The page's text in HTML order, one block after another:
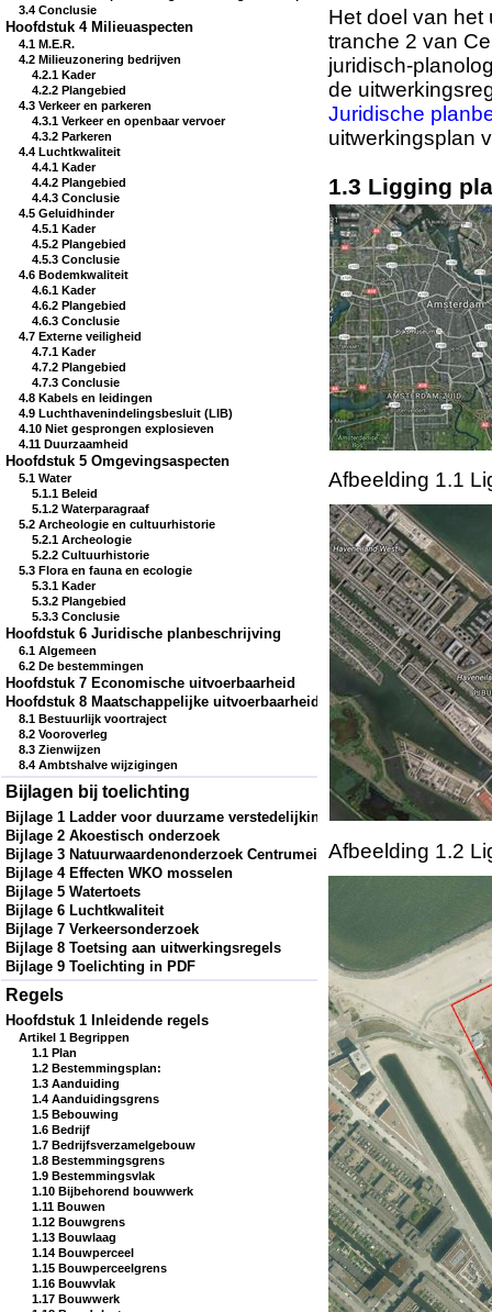
3.4 Conclusie
Hoofdstuk 4 Milieuaspecten
4.1 M.E.R.
4.2 Milieuzonering bedrijven
4.2.1 Kader
4.2.2 Plangebied
4.3 Verkeer en parkeren
4.3.1 Verkeer en openbaar vervoer
4.3.2 Parkeren
4.4 Luchtkwaliteit
4.4.1 Kader
4.4.2 Plangebied
4.4.3 Conclusie
4.5 Geluidhinder
4.5.1 Kader
4.5.2 Plangebied
4.5.3 Conclusie
4.6 Bodemkwaliteit
4.6.1 Kader
4.6.2 Plangebied
4.6.3 Conclusie
4.7 Externe veiligheid
4.7.1 Kader
4.7.2 Plangebied
4.7.3 Conclusie
4.8 Kabels en leidingen
4.9 Luchthavenindelingsbesluit (LIB)
4.10 Niet gesprongen explosieven
4.11 Duurzaamheid
Hoofdstuk 5 Omgevingsaspecten
5.1 Water
5.1.1 Beleid
5.1.2 Waterparagraaf
5.2 Archeologie en cultuurhistorie
5.2.1 Archeologie
5.2.2 Cultuurhistorie
5.3 Flora en fauna en ecologie
5.3.1 Kader
5.3.2 Plangebied
5.3.3 Conclusie
Hoofdstuk 6 Juridische planbeschrijving
6.1 Algemeen
6.2 De bestemmingen
Hoofdstuk 7 Economische uitvoerbaarheid
Hoofdstuk 8 Maatschappelijke uitvoerbaarheid
8.1 Bestuurlijk voortraject
8.2 Vooroverleg
8.3 Zienwijzen
8.4 Ambtshalve wijzigingen
Bijlagen bij toelichting
Bijlage 1 Ladder voor duurzame verstedelijking
Bijlage 2 Akoestisch onderzoek
Bijlage 3 Natuurwaardenonderzoek Centrumeiland
Bijlage 4 Effecten WKO mosselen
Bijlage 5 Watertoets
Bijlage 6 Luchtkwaliteit
Bijlage 7 Verkeersonderzoek
Bijlage 8 Toetsing aan uitwerkingsregels
Bijlage 9 Toelichting in PDF
Regels
Hoofdstuk 1 Inleidende regels
Artikel 1 Begrippen
1.1 Plan
1.2 Bestemmingsplan:
1.3 Aanduiding
1.4 Aanduidingsgrens
1.5 Bebouwing
1.6 Bedrijf
1.7 Bedrijfsverzamelgebouw
1.8 Bestemmingsgrens
1.9 Bestemmingsvlak
1.10 Bijbehorend bouwwerk
1.11 Bouwen
1.12 Bouwgrens
1.13 Bouwlaag
1.14 Bouwperceel
1.15 Bouwperceelgrens
1.16 Bouwvlak
1.17 Bouwwerk
Het doel van het
tranche 2 van
juridisch-
de
Juridische
uitwerkingsplan
1.3 Ligging
Afbeelding 1.1
Afbeelding 1.2